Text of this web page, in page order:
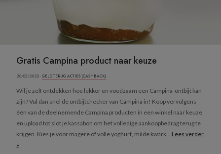
Gratis Campina product naar keuze
20/05/2025 ·GELD TERUG ACTIES (CASHBACK)
Wil je zelf ontdekken hoe lekker en voedzaam een Campina-ontbijt kan
zijn? Vul dan snel de ontbijtchecker van Campina in! Koop vervolgens
één van de deelnemende Campina producten in een winkel naar keuze
en upload tot slot je kassabon om het volledige aankoopbedrag terug te
krijgen. Kies je voor magere of volle yoghurt, milde kwark... Lees verder
»